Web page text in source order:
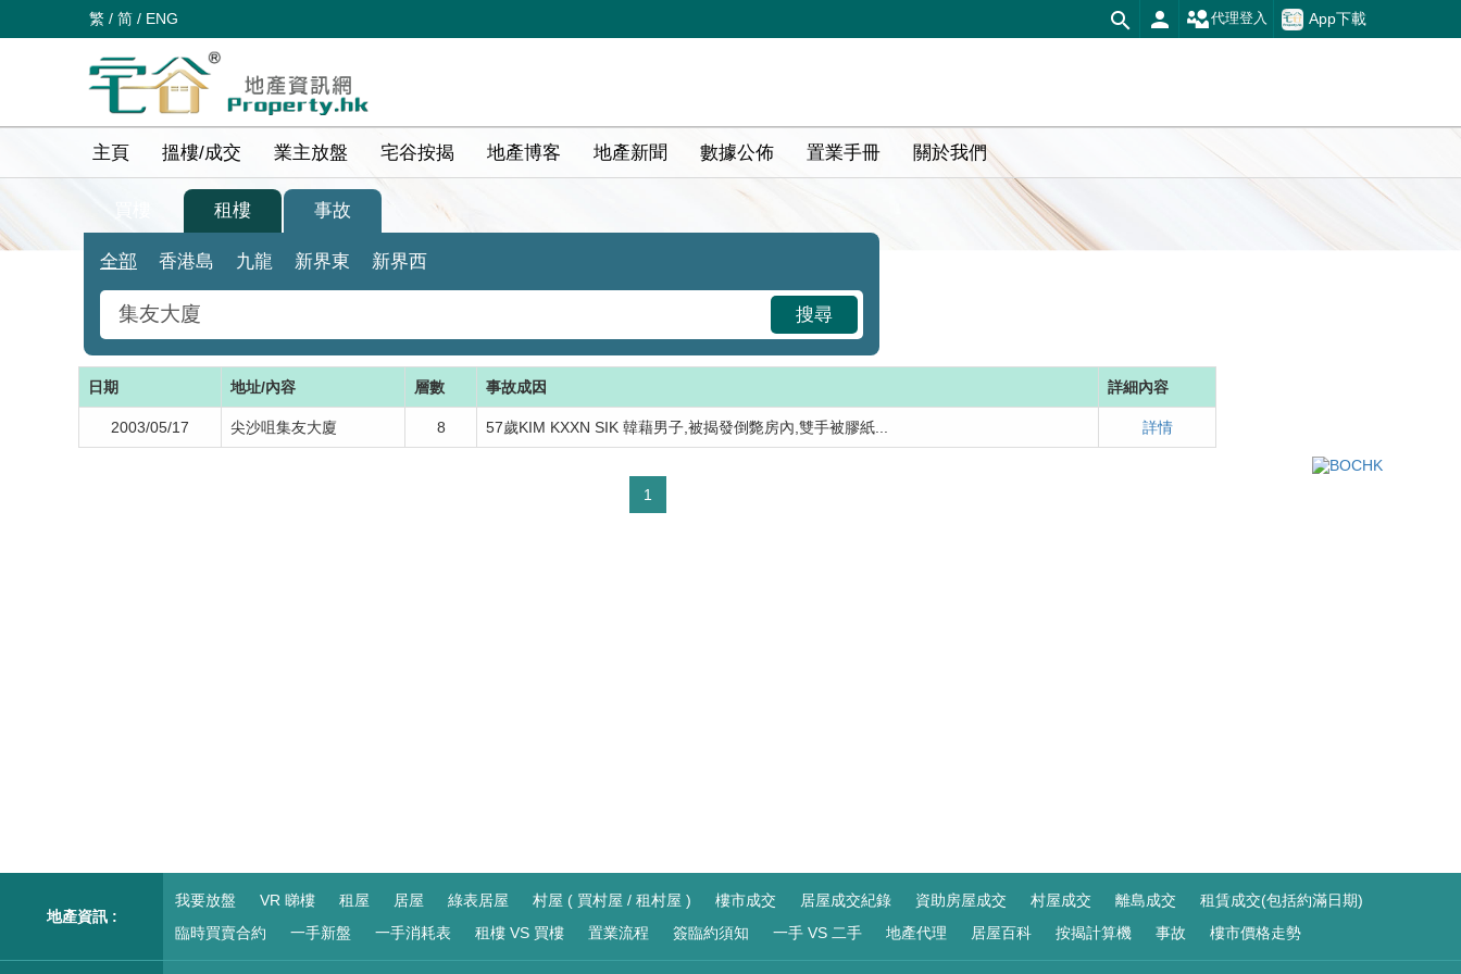
繁 / 简 / ENG App下載
代理登入
主頁 搵樓/成交 業主放盤 宅谷按揭 地產博客 地產新聞 數據公佈 置業手冊 關於我們
租樓 事故
全部 香港島 九龍 新界東 新界西
搜尋
日期 地址/內容 層數 事故成因 詳細內容
2003/05/17 尖沙咀集友大廈 8 57歲KIM KXXN SIK 韓藉男子,被揭發倒斃房內,雙手被膠紙... 詳情
1
地產資訊 :
我要放盤 VR 睇樓 租屋 居屋 綠表居屋 村屋 ( 買村屋 / 租村屋 ) 樓市成交 居屋成交紀錄 資助房屋成交 村屋成交 離島成交
租賃成交(包括約滿日期)
臨時買賣合約
一手新盤 一手消耗表 租樓 VS 買樓 置業流程 簽臨約須知 一手 VS 二手 地產代理 居屋百科 按揭計算機 事故 樓市價格走勢